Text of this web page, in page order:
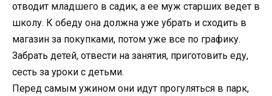
отводит младшего в садик, а ее муж старших ведет в
школу. К обеду она должна уже убрать и сходить в
магазин за покупками, потом уже все по графику.
Забрать детей, отвести на занятия, приготовить еду,
сесть за уроки с детьми.
Перед самым ужином они идут прогуляться в парк,